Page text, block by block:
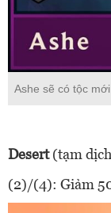
Ashe sẽ có tộc
Desert(tạm
(2)/(4): Giảm